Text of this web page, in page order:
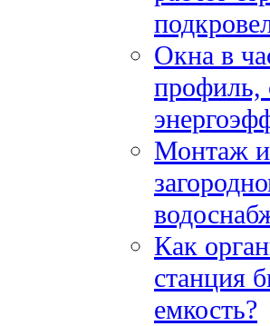
Окна в
профиль,
Монтаж и
Как
станция
емкость?